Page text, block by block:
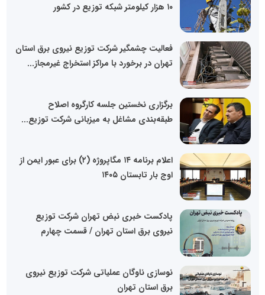
۱۰ هزار کیلومتر شبکه توزیع در کشور
فعالیت چشمگیر شرکت توزیع نیروی برق استان
تهران در برخورد با مراکز استخراج غیرمجاز...
برگزاری نخستین جلسه کارگروه اصلاح
طبقه‌بندی مشاغل به میزبانی شرکت توزیع...
اعلام برنامه ۱۴ مگاپروژه (۲) برای عبور ایمن از
اوج بار تابستان ۱۴۰۵
پادکست خبری نبض تهران شرکت توزیع
نیروی برق استان تهران / قسمت چهارم
نوسازی ناوگان عملیاتی شرکت توزیع نیروی
برق استان تهران